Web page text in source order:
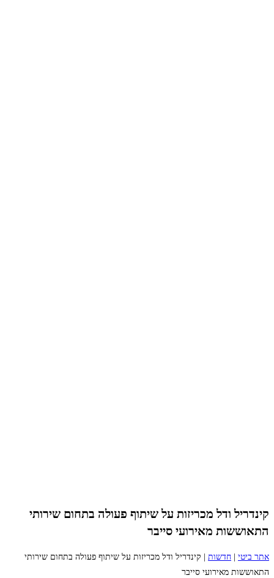
קינדריל ודל מכריזות על שיתוף פעולה בתחום שירותי
התאוששות מאירועי סייבר
אתר ביטי חדשות
קינדריל ודל מכריזות על שיתוף פעולה בתחום שירותי
התאוששות מאירועי סייבר